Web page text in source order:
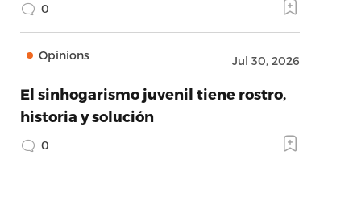
0
Opinions Jul 30, 2026
El sinhogarismo juvenil tiene rostro,
historia y solución
0